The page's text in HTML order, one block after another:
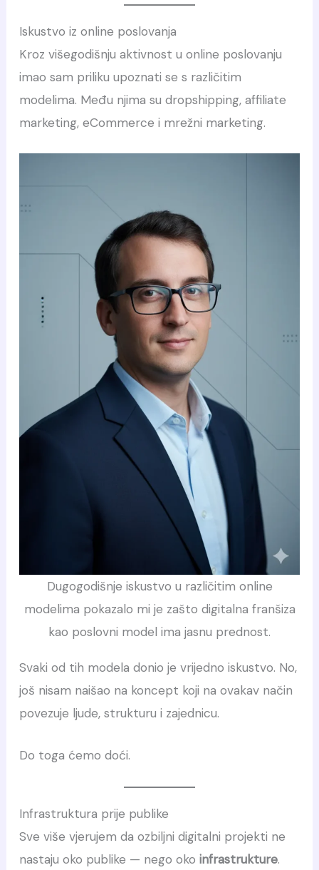
Iskustvo iz online poslovanja
Kroz višegodišnju aktivnost u online poslovanju
imao sam priliku upoznati se s različitim
modelima. Među njima su dropshipping, affiliate
marketing, eCommerce i mrežni marketing.
Dugogodišnje iskustvo u različitim online
modelima pokazalo mi je zašto digitalna franšiza
kao poslovni model ima jasnu prednost.
Svaki od tih modela donio je vrijedno iskustvo. No,
još nisam naišao na koncept koji na ovakav način
povezuje ljude, strukturu i zajednicu.
Do toga ćemo doći.
Infrastruktura prije publike
Sve više vjerujem da ozbiljni digitalni projekti ne
nastaju oko publike — nego oko infrastrukture.